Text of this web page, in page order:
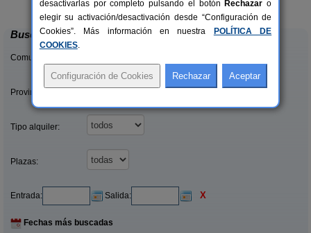
desde
Buscar
Comunidades:
Provincias/Islas:
Tipo alquiler:
Plazas:
Entrada: Salida: X
Fechas más buscadas
desactivarlas por completo pulsando el botón Rechazar o
elegir su activación/desactivación desde “Configuración de
Cookies”. Más información en nuestra
POLÍTICA DE
COOKIES.